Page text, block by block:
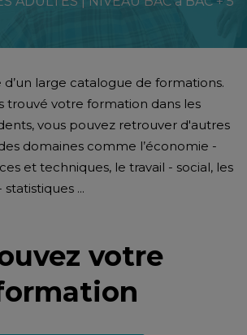
d’un large catalogue de formations.
trouvé votre formation dans les
vous pouvez retrouver d'autres
domaines comme l’économie -
et techniques, le travail - social, les
...
votre